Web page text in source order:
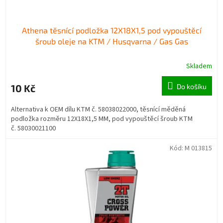
Athena těsnící podložka 12X18X1,5 pod vypouštěcí
šroub oleje na KTM / Husqvarna / Gas Gas
Skladem
10 Kč Do košíku
Alternativa k OEM dílu KTM č. 58038022000, těsnící měděná
podložka rozměru 12X18X1,5 MM, pod vypouštěcí šroub KTM
č. 58030021100
Kód: M 013815